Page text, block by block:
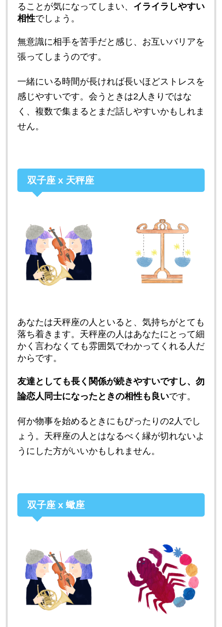
ることが気になってしまい、 イライラしやすい
相性でしょう。
無意識に相手を苦手だと感じ、お互いバリアを
張ってしまうのです。
一緒にいる時間が長ければ長いほどストレスを
感じやすいです。会うときは2人きりではな
く、複数で集まるとまだ話しやすいかもしれま
せん。
双子座 x 天秤座
あなたは天秤座の人といると、気持ちがとても
落ち着きます。天秤座の人はあなたにとって細
かく言わなくても雰囲気でわかってくれる人だ
からです。
友達としても長く関係が続きやすいですし、勿
論恋人同士になったときの相性も良いです。
何か物事を始めるときにもぴったりの2人でし
ょう。天秤座の人とはなるべく縁が切れないよ
うにした方がいいかもしれません。
双子座 x 蠍座